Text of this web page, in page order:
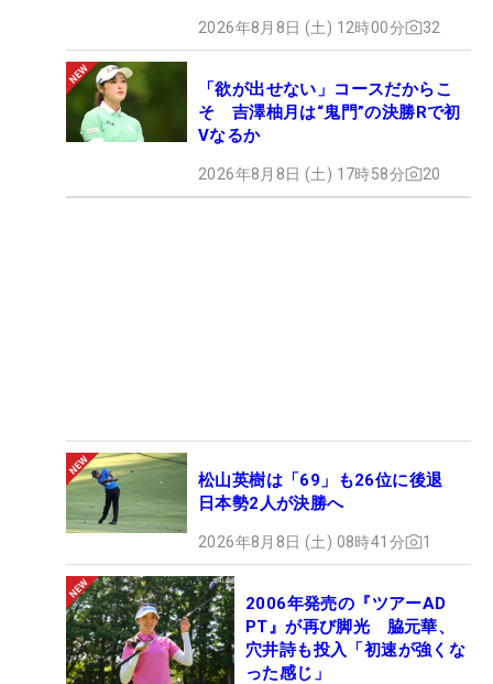
2026年8月8日 (土) 12時00分 32
「欲が出せない」コースだからこ
そ 吉澤柚月は“鬼門”の決勝Rで初
Vなるか
2026年8月8日 (土) 17時58分 20
松山英樹は「69」も26位に後退
日本勢2人が決勝へ
2026年8月8日 (土) 08時41分 1
2006年発売の『ツアーAD
PT』が再び脚光 脇元華、
穴井詩も投入「初速が強くな
った感じ」